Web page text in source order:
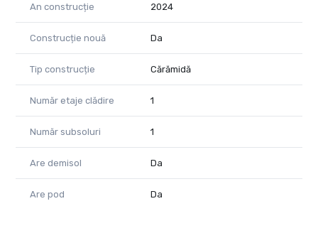
An construcție 2024
Construcție nouă Da
Tip construcție Cărămidă
Număr etaje clădire 1
Număr subsoluri 1
Are demisol Da
Are pod Da